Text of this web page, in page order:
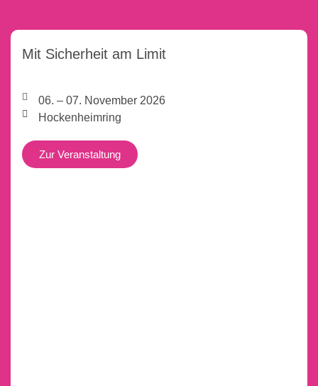
Mit Sicherheit am Limit
06. – 07. November 2026
Hockenheimring
Zur Veranstaltung